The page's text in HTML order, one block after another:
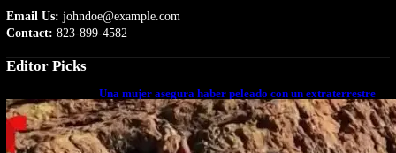
Email Us: johndoe@example.com
Contact: 823-899-4582
Editor Picks
Una mujer asegura haber peleado con un extraterrestre
cuerpo a cuerpo